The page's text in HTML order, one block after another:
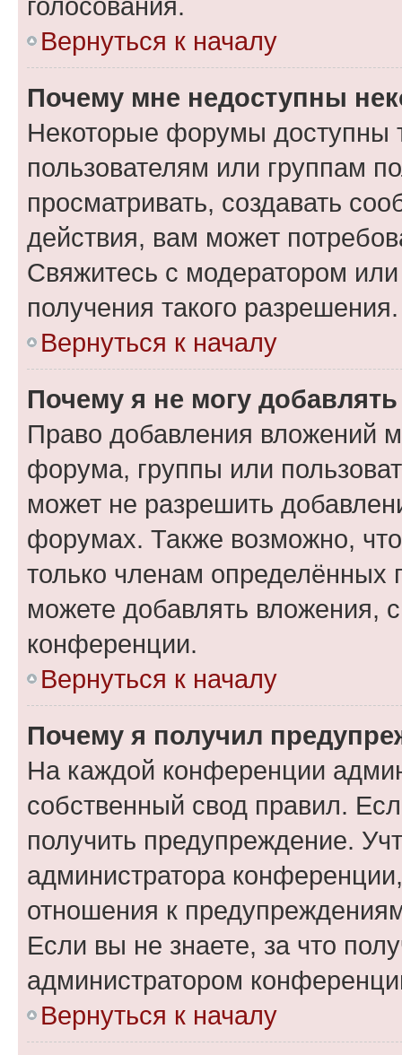
Вернуться к началу
Почему мне недоступны
Некоторые форумы доступны
пользователям или группам
просматривать, создавать
действия, вам может
Свяжитесь с модератором
получения такого разрешения.
Вернуться к началу
Почему я не могу
Право добавления вложений
форума, группы или
может не разрешить
форумах. Также возможно,
только членам определённых
можете добавлять вложения,
конференции.
Вернуться к началу
Почему я получил
На каждой конференции
собственный свод правил.
получить предупреждение.
администратора
отношения к
Если вы не знаете, за что
администратором
Вернуться к началу